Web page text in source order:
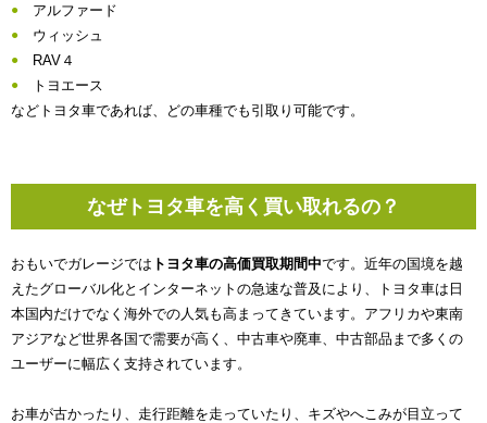
アルファード
ウィッシュ
RAV４
トヨエース
などトヨタ車であれば、どの車種でも引取り可能です。
なぜトヨタ車を高く買い取れるの？
おもいでガレージでは トヨタ車の高価買取期間中です。近年の国境を越
えたグローバル化とインターネットの急速な普及により、トヨタ車は日
本国内だけでなく海外での人気も高まってきています。アフリカや東南
アジアなど世界各国で需要が高く、中古車や廃車、中古部品まで多くの
ユーザーに幅広く支持されています。
お車が古かったり、走行距離を走っていたり、キズやへこみが目立って